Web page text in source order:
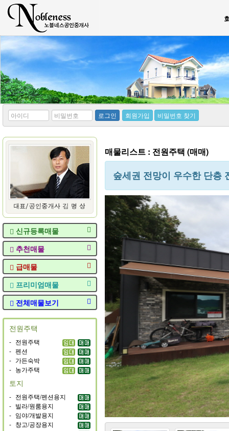
*
아
디
*
비
번
호
로그인 회원가입 비밀번호 찾기
신규등록매물
추천매물
급매물
프리미엄매물
전체매물보기
전원주택
- 전원주택
- 펜션
- 가든숙박
- 농가주택
토지
- 전원주택/펜션용지
- 빌라/원룸용지
- 임야/개발용지
- 창고/공장용지
매물리스트 : 전원주택 (매매)
숲세권 전망이 우수한 단층